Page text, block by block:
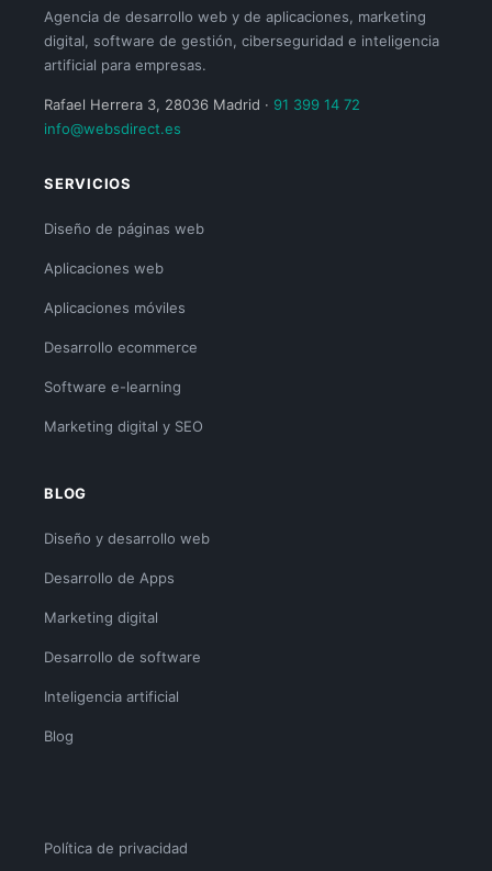
Agencia de desarrollo web y de aplicaciones, marketing
digital, software de gestión, ciberseguridad e inteligencia
artificial para empresas.
Rafael Herrera 3, 28036 Madrid · 91 399 14 72
info@websdirect.es
SERVICIOS
Diseño de páginas web
Aplicaciones web
Aplicaciones móviles
Desarrollo ecommerce
Software e-learning
Marketing digital y SEO
BLOG
Diseño y desarrollo web
Desarrollo de Apps
Marketing digital
Desarrollo de software
Inteligencia artificial
Blog
Política de privacidad